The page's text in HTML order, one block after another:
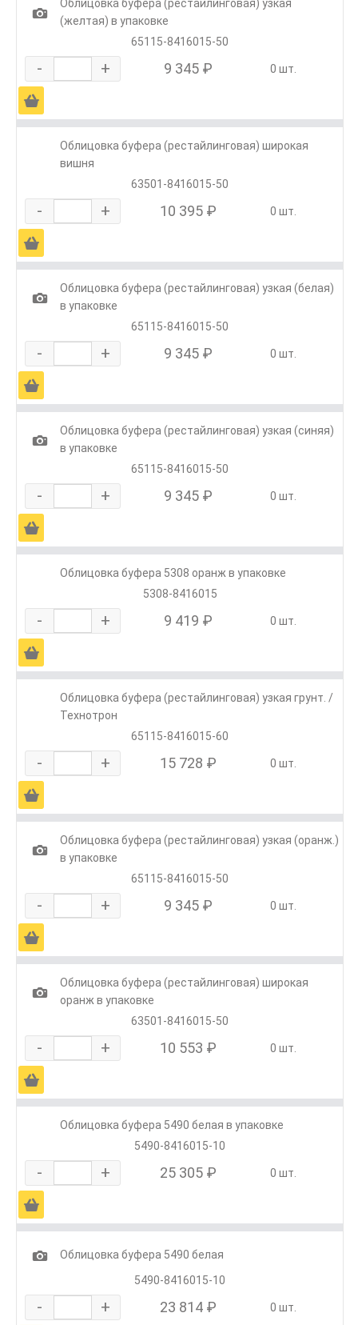
1
Облицовка буфера (рестайлинговая) узкая
(желтая) в упаковке
65115-8416015-50
- + 9 345 ₽ 0 шт.
Ä
Облицовка буфера (рестайлинговая) широкая
вишня
63501-8416015-50
- + 10 395 ₽ 0 шт.
Ä
1
Облицовка буфера (рестайлинговая) узкая (белая)
в упаковке
65115-8416015-50
- + 9 345 ₽ 0 шт.
Ä
1
Облицовка буфера (рестайлинговая) узкая (синяя)
в упаковке
65115-8416015-50
- + 9 345 ₽ 0 шт.
Ä
Облицовка буфера 5308 оранж в упаковке
5308-8416015
- + 9 419 ₽ 0 шт.
Ä
Облицовка буфера (рестайлинговая) узкая грунт. /
Технотрон
65115-8416015-60
- + 15 728 ₽ 0 шт.
Ä
1
Облицовка буфера (рестайлинговая) узкая (оранж.)
в упаковке
65115-8416015-50
- + 9 345 ₽ 0 шт.
Ä
1
Облицовка буфера (рестайлинговая) широкая
оранж в упаковке
63501-8416015-50
- + 10 553 ₽ 0 шт.
Ä
Облицовка буфера 5490 белая в упаковке
5490-8416015-10
- + 25 305 ₽ 0 шт.
Ä
1
Облицовка буфера 5490 белая
5490-8416015-10
- + 23 814 ₽ 0 шт.